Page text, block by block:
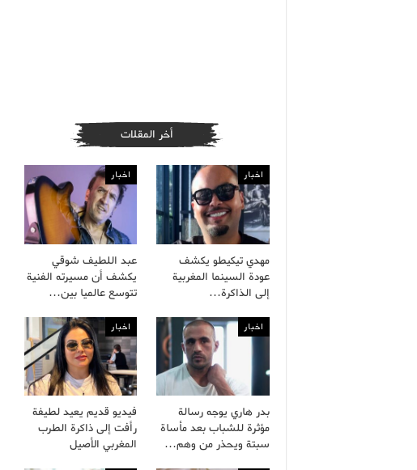
أخر المقلات
اخبار
مهدي تيكيطو يكشف
عودة السينما المغربية
إلى الذاكرة…
اخبار
عبد اللطيف شوقي
يكشف أن مسيرته الفنية
تتوسع عالميا بين…
اخبار
بدر هاري يوجه رسالة
مؤثرة للشباب بعد مأساة
سبتة ويحذر من وهم…
اخبار
فيديو قديم يعيد لطيفة
رأفت إلى ذاكرة الطرب
المغربي الأصيل